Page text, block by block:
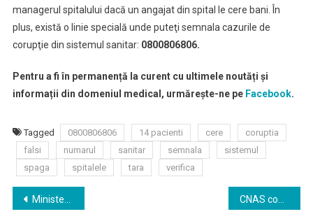
managerul spitalului dacă un angajat din spital le cere bani. În
plus, există o linie specială unde puteţi semnala cazurile de
corupţie din sistemul sanitar: 0800806806.
Pentru a fi în permanență la curent cu ultimele noutăți și
informații din domeniul medical, urmărește-ne pe Facebook.
Tagged 0800806806 14 pacienti cere
coruptia
falsi
numarul sanitar semnala
sistemul
spaga
spitalele tara verifica
Navigare
Ministerul Sănătății a identificat soluții pentru cele 128 de medicamente CNAS continuă demersurile pentru a asigura tratamentul necesar tuturor bolnavilor cu amiotrofie musculară spinală